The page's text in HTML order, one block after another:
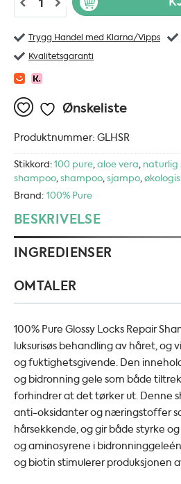
var:
kr 399.kr 319.
Trygg Handel med Klarna/Vipps
Kvalitetsgaranti
Ønskeliste
Produktnummer: GLHSR
Stikkord:100 pure,aloe vera, naturlig
shampoo,shampoo,sjampo,
Brand: 100% Pure
BESKRIVELSE
INGREDIENSER
OMTALER
100% Pure Glossy Locks Repair
luksurisøs behandling av håret, og
og fuktighetsgivende. Den
og bidronning gele som både
forhindrer at det tørker ut. Denne
anti-oksidanter og næringstoffer
hårsekkende, og gir både styrke
og aminosyrene i
og biotin stimulerer produksjonen